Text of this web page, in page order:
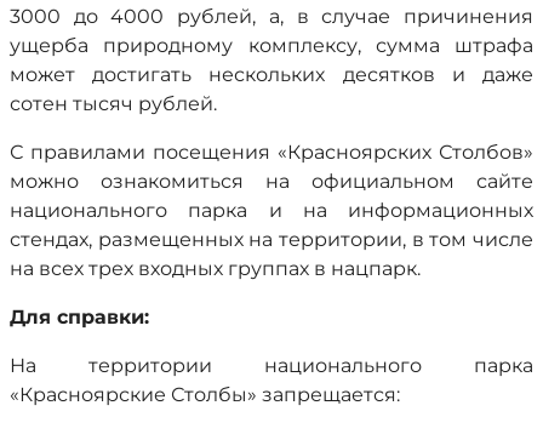
3000 до 4000 рублей, а, в случае причинения
ущерба природному комплексу, сумма штрафа
может достигать нескольких десятков и даже
сотен тысяч рублей.
С правилами посещения «Красноярских Столбов»
можно ознакомиться на официальном сайте
национального парка и на информационных
стендах, размещенных на территории, в том числе
на всех трех входных группах в нацпарк.
Для справки:
На территории национального парка
«Красноярские Столбы» запрещается: